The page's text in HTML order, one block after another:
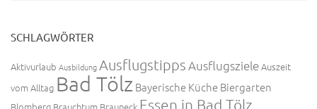
SCHLAGWÖRTER
Aktivurlaub Ausbildung AusflugstippsAusflugszieleAuszeit
vom Alltag Bad Tölz Bayerische KücheBiergarten
Blomberg Brauchtum Brauneck Essen in Bad Tölz